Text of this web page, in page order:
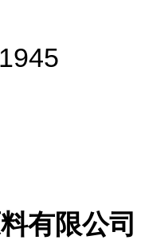
有限公司